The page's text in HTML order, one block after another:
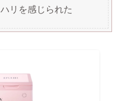
リを感じられた